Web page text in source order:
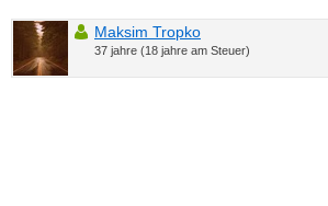
Maksim Tropko
37 jahre (18 jahre am Steuer)